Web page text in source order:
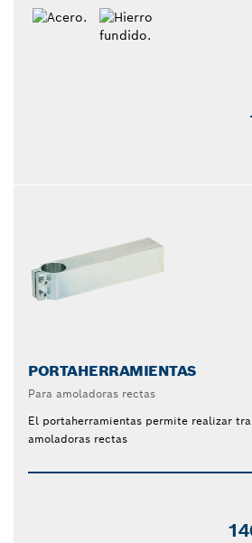
PORTAHERRAMIENTAS
Para amoladoras rectas
El portaherramientas permite realizar
amoladoras rectas